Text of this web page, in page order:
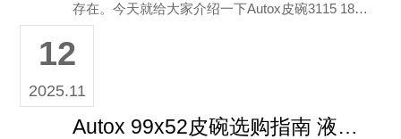
存在。今天就给大家介绍一下Autox皮碗3115 1822
12
2025.11
Autox 99x52皮碗选购指南 液压凿岩机密封配件优选方案